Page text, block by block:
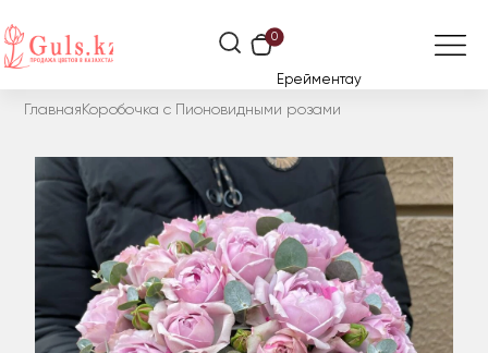
0
Ерейментау
Главная Коробочка с Пионовидными розами